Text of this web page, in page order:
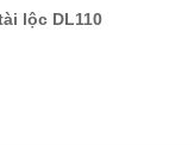
lộc DL110